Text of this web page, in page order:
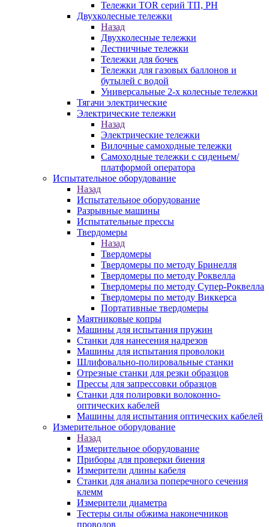
Тележки TOR серий ТП, PH
Двухколесные тележки
Назад
Двухколесные тележки
Лестничные тележки
Тележки для бочек
Тележки для газовых баллонов и
бутылей с водой
Универсальные 2-х колесные тележки
Тягачи электрические
Электрические тележки
Назад
Электрические тележки
Вилочные самоходные тележки
Самоходные тележки с сиденьем/
платформой оператора
Испытательное оборудование
Назад
Испытательное оборудование
Разрывные машины
Испытательные прессы
Твердомеры
Назад
Твердомеры
Твердомеры по методу Бринелля
Твердомеры по методу Роквелла
Твердомеры по методу Супер-Роквелла
Твердомеры по методу Виккерса
Портативные твердомеры
Маятниковые копры
Машины для испытания пружин
Станки для нанесения надрезов
Машины для испытания проволоки
Шлифовально-полировальные станки
Отрезные станки для резки образцов
Прессы для запрессовки образцов
Станки для полировки волоконно-
оптических кабелей
Машины для испытания оптических кабелей
Измерительное оборудование
Назад
Измерительное оборудование
Приборы для проверки биения
Измерители длины кабеля
Станки для анализа поперечного сечения
клемм
Измерители диаметра
Тестеры силы обжима наконечников
проводов